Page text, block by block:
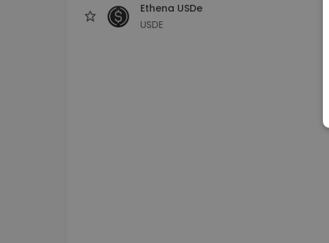
Ethena USDe
USDE